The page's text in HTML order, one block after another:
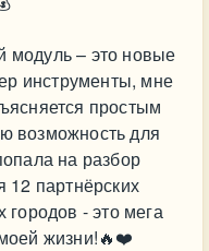
модуль – это новые
инструменты, мне
простым
возможность для
на разбор
12 партнёрских
городов - это мега
жизни!🔥❤️